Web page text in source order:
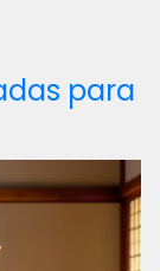
para